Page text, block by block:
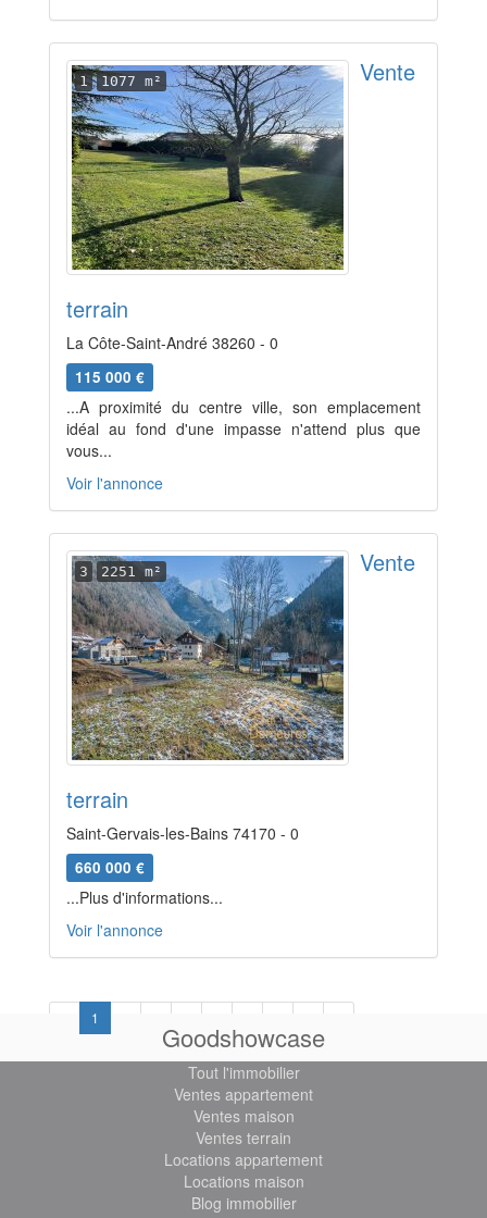
1 1077 m² Vente
terrain
La Côte-Saint-André 38260 - 0
115 000 €
...A proximité du centre ville, son emplacement
idéal au fond d'une impasse n'attend plus que
vous...
Voir l'annonce
3 2251 m² Vente
terrain
Saint-Gervais-les-Bains 74170 - 0
660 000 €
...Plus d'informations...
Voir l'annonce
Previous
1 Next
Goodshowcase
Tout l'immobilier
Ventes appartement
Ventes maison
Ventes terrain
Locations appartement
Locations maison
Blog immobilier